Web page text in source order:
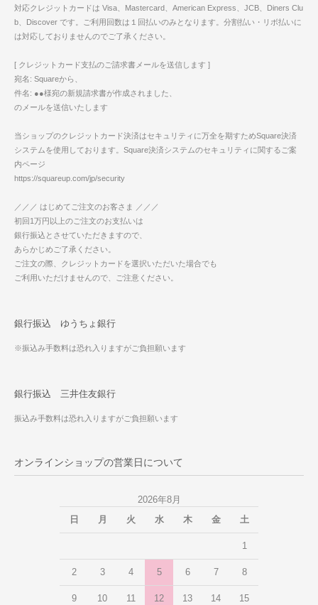
対応クレジットカードは Visa、Mastercard、American Express、JCB、Diners Clu
b、Discover です。ご利用回数は１回払いのみとなります。分割払い・リボ払いに
は対応しておりませんのでご了承ください。
[ クレジットカード支払のご請求書メールを送信します ]
宛名: Squareから、
件名: ●●様宛の新規請求書が作成されました、
のメールを送信いたします
当ショップのクレジットカード決済はセキュリティに万全を期すためSquare決済
システムを使用しております。Square決済システムのセキュリティに関するご案
内ページ
https://squareup.com/jp/security
／／／ はじめてご注文のお客さま ／／／
初回1万円以上のご注文のお支払いは
銀行振込とさせていただきますので、
あらかじめご了承ください。
ご注文の際、クレジットカードを選択いただいた場合でも
ご利用いただけませんので、ご注意ください。
銀行振込 ゆうちょ銀行
※振込み手数料は恐れ入りますがご負担願います
銀行振込 三井住友銀行
振込み手数料は恐れ入りますがご負担願います
オンラインショップの営業日について
2026年8月
日
月 火 水 木 金 土
1
2 3 4 5 6 7 8
9 10 11 12 13 14 15